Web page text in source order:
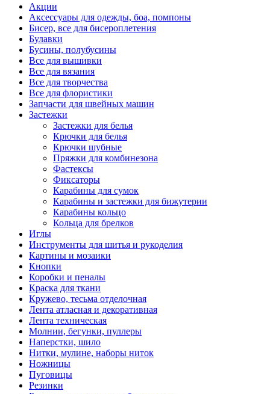
Акции
Аксессуары для одежды, боа, помпоны
Бисер, все для бисероплетения
Булавки
Бусины, полубусины
Все для вышивки
Все для вязания
Все для творчества
Все для флористики
Запчасти для швейных машин
Застежки
Застежки для белья
Крючки для белья
Крючки шубные
Пряжки для комбинезона
Фастексы
Фиксаторы
Карабины для сумок
Карабины и застежки для бижутерии
Карабины кольцо
Кольца для брелков
Иглы
Инструменты для шитья и рукоделия
Картины и мозаики
Кнопки
Коробки и пеналы
Краска для ткани
Кружево, тесьма отделочная
Лента атласная и декоративная
Лента техническая
Молнии, бегунки, пуллеры
Наперстки, шило
Нитки, мулине, наборы ниток
Ножницы
Пуговицы
Резинки